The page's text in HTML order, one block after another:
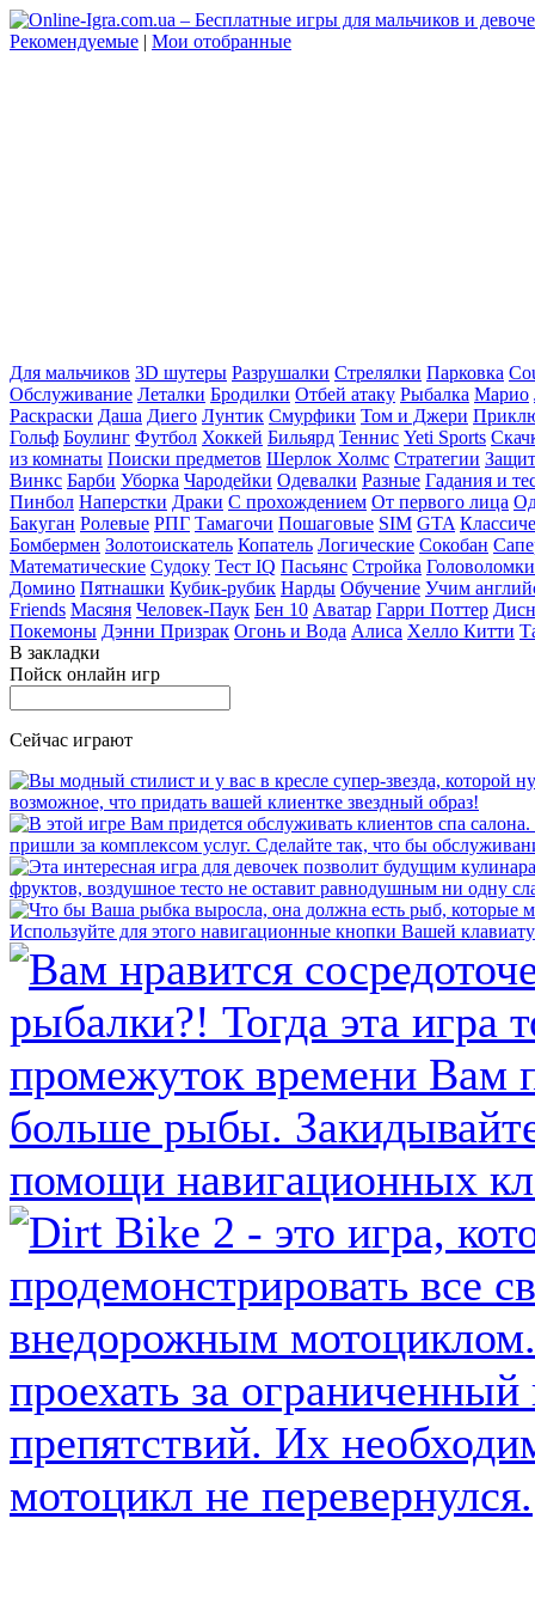
Рекомендуемые | Мои отобранные
Для мальчиков 3D шутеры Разрушалки Стрелялки Парковка
Обслуживание Леталки Бродилки Отбей атаку Рыбалка Марио
Раскраски Даша Диего Лунтик Смурфики Том и Джери
Гольф Боулинг Футбол Хоккей Бильярд Теннис Yeti Sports
из комнаты Поиски предметов Шерлок Холмс Стратегии
Винкс Барби Уборка Чародейки Одевалки Разные Гадания и
Пинбол Наперстки Драки С прохождением От первого лица
Бакуган Ролевые РПГ Тамагочи Пошаговые SIM GTA
Бомбермен Золотоискатель Копатель Логические Сокобан
Математические Судоку Тест IQ Пасьянс Стройка Головоломки
Домино Пятнашки Кубик-рубик Нарды Обучение Учим
Friends Масяня Человек-Паук Бен 10 Аватар Гарри Поттер
Покемоны Дэнни Призрак Огонь и Вода Алиса Хелло Китти
В закладки
Пойск онлайн игр
Сейчас играют